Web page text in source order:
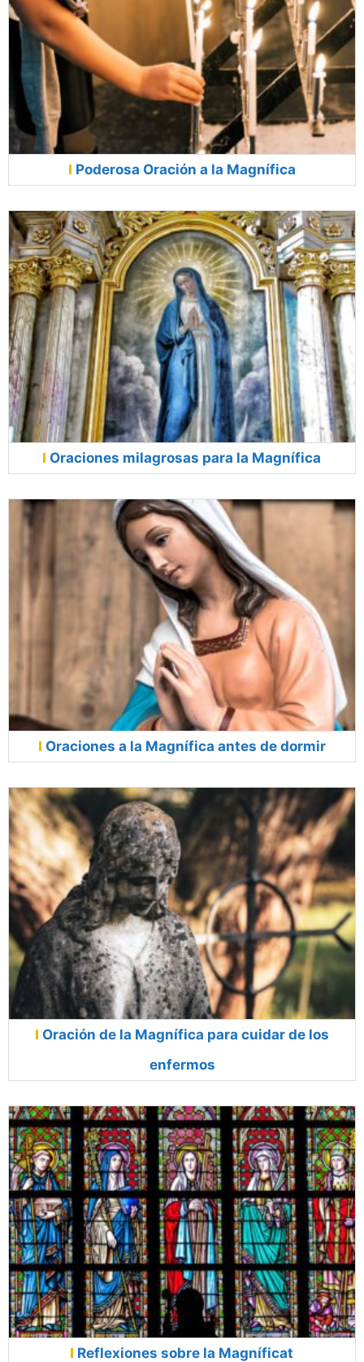
Poderosa Oración a la Magnífica
Oraciones milagrosas para la Magnífica
Oraciones a la Magnífica antes de dormir
Oración de la Magnífica para cuidar de los
enfermos
Reflexiones sobre la Magníficat